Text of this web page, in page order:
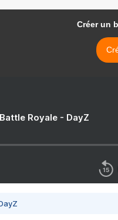
Créer un
Royale - DayZ